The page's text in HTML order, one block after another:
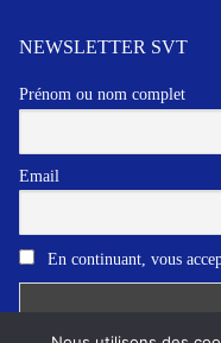
NEWSLETTER SVT
Prénom ou nom complet
Email
En continuant, vous